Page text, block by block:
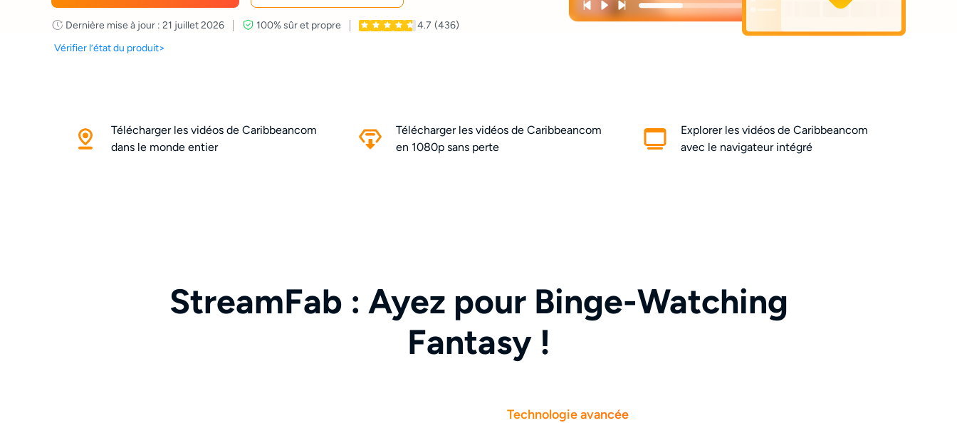
Dernière mise à jour : 21 juillet 2026 100% sûr et propre 4.7 (436)
Vérifier l’état du produit>
Télécharger les vidéos de Caribbeancom
dans le monde entier
Télécharger les vidéos de Caribbeancom
en 1080p sans perte
Explorer les vidéos de Caribbeancom
avec le navigateur intégré
StreamFab : Ayez pour Binge-Watching
Fantasy !
Technologie avancée